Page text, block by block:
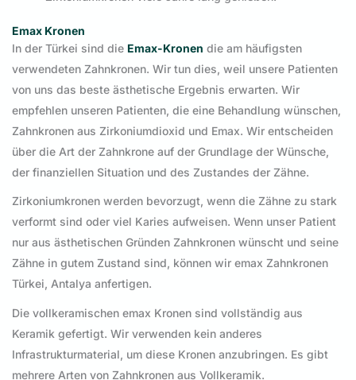
Emax Kronen
In der Türkei sind die Emax-Kronen die am häufigsten
verwendeten Zahnkronen. Wir tun dies, weil unsere Patienten
von uns das beste ästhetische Ergebnis erwarten. Wir
empfehlen unseren Patienten, die eine Behandlung wünschen,
Zahnkronen aus Zirkoniumdioxid und Emax. Wir entscheiden
über die Art der Zahnkrone auf der Grundlage der Wünsche,
der finanziellen Situation und des Zustandes der Zähne.
Zirkoniumkronen werden bevorzugt, wenn die Zähne zu stark
verformt sind oder viel Karies aufweisen. Wenn unser Patient
nur aus ästhetischen Gründen Zahnkronen wünscht und seine
Zähne in gutem Zustand sind, können wir emax Zahnkronen
Türkei, Antalya anfertigen.
Die vollkeramischen emax Kronen sind vollständig aus
Keramik gefertigt. Wir verwenden kein anderes
Infrastrukturmaterial, um diese Kronen anzubringen. Es gibt
mehrere Arten von Zahnkronen aus Vollkeramik.